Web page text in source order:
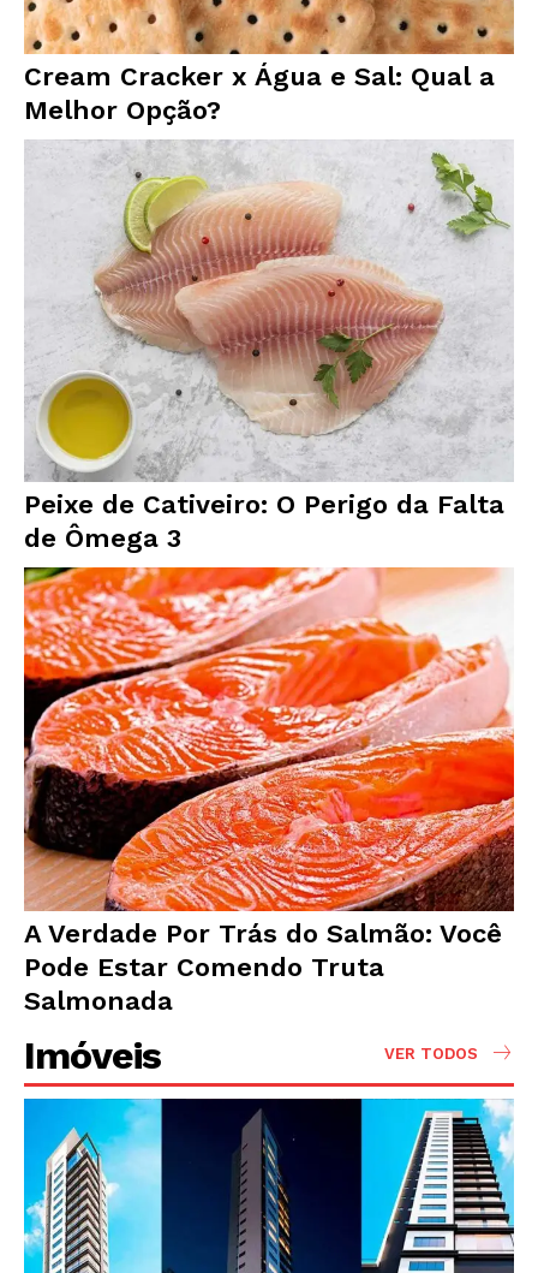
Cream Cracker x Água e Sal: Qual a
Melhor Opção?
Peixe de Cativeiro: O Perigo da Falta
de Ômega 3
A Verdade Por Trás do Salmão: Você
Pode Estar Comendo Truta
Salmonada
Imóveis VER TODOS